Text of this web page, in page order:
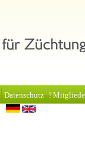
Datenschutz !